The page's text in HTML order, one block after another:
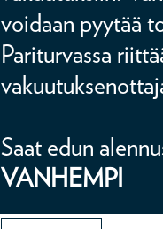
voidaan pyytää
Pariturvassa
Saat edun
VANHEMPI